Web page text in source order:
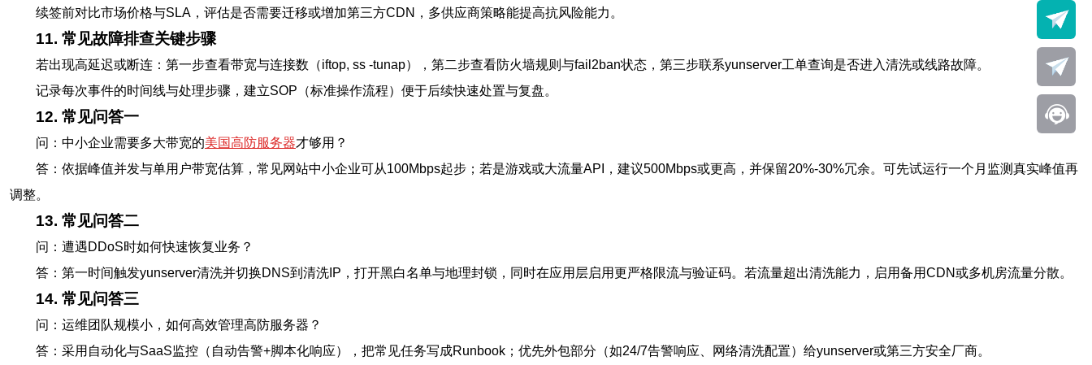
续签前对比市场价格与SLA，评估是否需要迁移或增加第三方CDN，多供应商策略能提高抗风险能力。
11. 常见故障排查关键步骤
若出现高延迟或断连：第一步查看带宽与连接数（iftop, ss -tunap），第二步查看防火墙规则与fail2ban状态，第三步联系yunserver工单查询是否进入清洗或线路故障。
记录每次事件的时间线与处理步骤，建立SOP（标准操作流程）便于后续快速处置与复盘。
12. 常见问答一
问：中小企业需要多大带宽的美国高防服务器才够用？
答：依据峰值并发与单用户带宽估算，常见网站中小企业可从100Mbps起步；若是游戏或大流量API，建议500Mbps或更高，并保留20%-30%冗余。可先试运行一个月监测真实峰值再
调整。
13. 常见问答二
问：遭遇DDoS时如何快速恢复业务？
答：第一时间触发yunserver清洗并切换DNS到清洗IP，打开黑白名单与地理封锁，同时在应用层启用更严格限流与验证码。若流量超出清洗能力，启用备用CDN或多机房流量分散。
14. 常见问答三
问：运维团队规模小，如何高效管理高防服务器？
答：采用自动化与SaaS监控（自动告警+脚本化响应），把常见任务写成Runbook；优先外包部分（如24/7告警响应、网络清洗配置）给yunserver或第三方安全厂商。